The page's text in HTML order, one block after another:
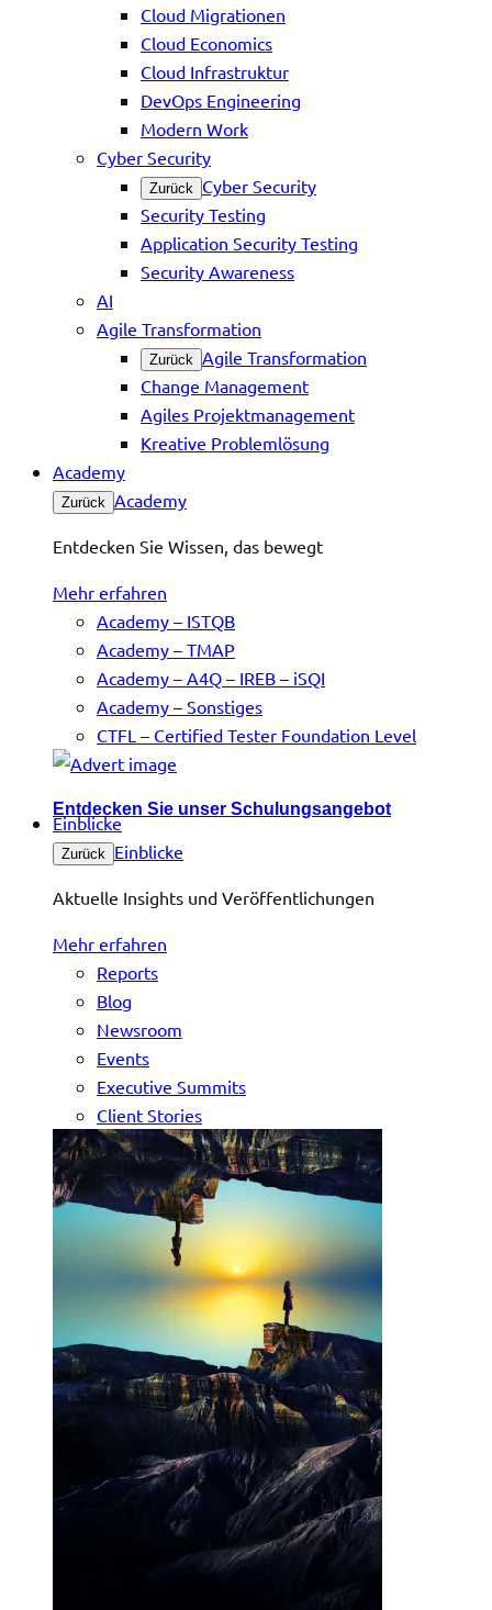
Cloud Migrationen
Cloud Economics
Cloud Infrastruktur
DevOps Engineering
Modern Work
Cyber Security
Zurück Cyber Security
Security Testing
Application Security Testing
Security Awareness
AI
Agile Transformation
Zurück Agile Transformation
Change Management
Agiles Projektmanagement
Kreative Problemlösung
Academy
Zurück Academy
Entdecken Sie Wissen, das bewegt
Mehr erfahren
Academy – ISTQB
Academy – TMAP
Academy – A4Q – IREB – iSQI
Academy – Sonstiges
CTFL – Certified Tester Foundation Level
Entdecken Sie unser Schulungsangebot
Einblicke
Zurück Einblicke
Aktuelle Insights und Veröffentlichungen
Mehr erfahren
Reports
Blog
Newsroom
Events
Executive Summits
Client Stories